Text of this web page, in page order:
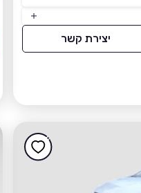
יצירת קשר